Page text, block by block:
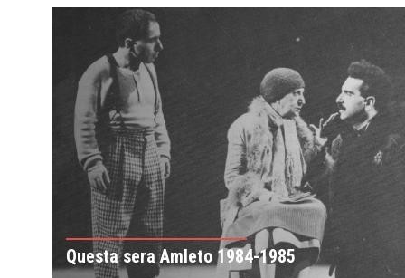
Questa sera Amleto 1984-1985